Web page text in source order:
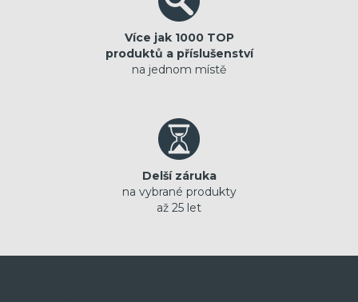
Více jak 1000 TOP
produktů a příslušenství
na jednom místě
Delší záruka
na vybrané produkty
až 25 let